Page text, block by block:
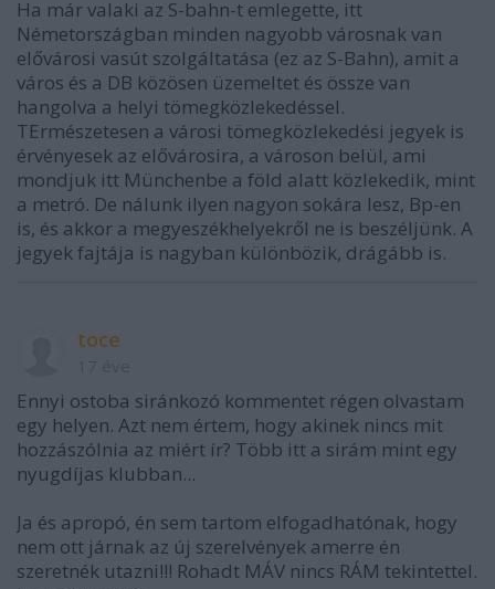
Ha már valaki az S-bahn-t emlegette, itt
Németországban minden nagyobb városnak van
elővárosi vasút szolgáltatása (ez az S-Bahn), amit a
város és a DB közösen üzemeltet és össze van
hangolva a helyi tömegközlekedéssel.
TErmészetesen a városi tömegközlekedési jegyek is
érvényesek az elővárosira, a városon belül, ami
mondjuk itt Münchenbe a föld alatt közlekedik, mint
a metró. De nálunk ilyen nagyon sokára lesz, Bp-en
is, és akkor a megyeszékhelyekről ne is beszéljünk. A
jegyek fajtája is nagyban különbözik, drágább is.
toce
Ennyi ostoba siránkozó kommentet régen olvastam
egy helyen. Azt nem értem, hogy akinek nincs mit
hozzászólnia az miért ír? Több itt a sirám mint egy
nyugdíjas klubban...
Ja és apropó, én sem tartom elfogadhatónak, hogy
nem ott járnak az új szerelvények amerre én
szeretnék utazni!!! Rohadt MÁV nincs RÁM tekintettel.